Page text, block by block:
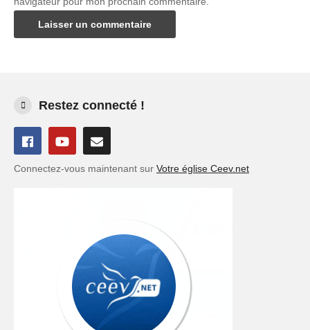
Restez connecté !
Connectez-vous maintenant sur Votre église Ceev.net